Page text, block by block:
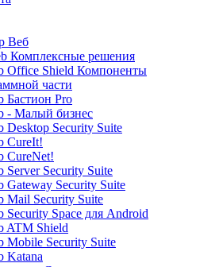
Веб
Комплексные решения
Office Shield Компоненты
части
Бастион Pro
- Малый бизнес
Desktop Security Suite
CureIt!
CureNet!
Server Security Suite
Gateway Security Suite
Mail Security Suite
Security Space для Android
ATM Shield
Mobile Security Suite
Katana